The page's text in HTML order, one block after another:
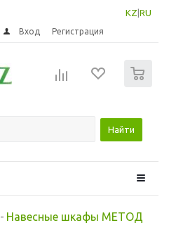
KZ RU
Вход Регистрация
Найти
- Навесные шкафы МЕТОД